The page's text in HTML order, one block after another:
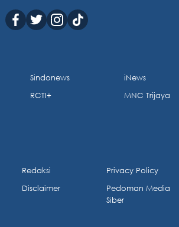
Sindonews
RCTI+
iNews
MNC Trijaya
Redaksi
Disclaimer
Privacy Policy
Pedoman Media
Siber